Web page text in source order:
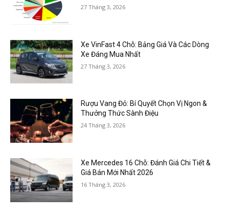
27 Tháng 3, 2026
Xe VinFast 4 Chỗ: Bảng Giá Và Các Dòng
Xe Đáng Mua Nhất
27 Tháng 3, 2026
Rượu Vang Đỏ: Bí Quyết Chọn Vị Ngon &
Thưởng Thức Sành Điệu
24 Tháng 3, 2026
Xe Mercedes 16 Chỗ: Đánh Giá Chi Tiết &
Giá Bán Mới Nhất 2026
16 Tháng 3, 2026